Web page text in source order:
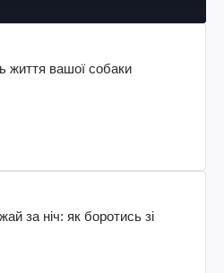
життя вашої собаки
за ніч: як боротись зі